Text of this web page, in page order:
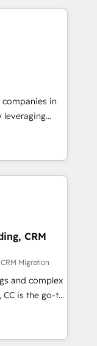
your
undisputed
designed to
your
growth-first
their
companies in
leveraging
and
offer spans
in CRM
design, sales
companies
committed to
their
through
integration of
Would
125+
certified
CRM
Migration
and complex
is the go-to
ready to
We specialize
and